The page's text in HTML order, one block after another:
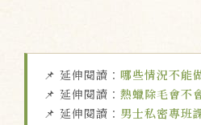
📌 延伸閱讀： 哪些情況不能
📌 延伸閱讀： 熱蠟除毛會不
📌 延伸閱讀： 男士私密專班